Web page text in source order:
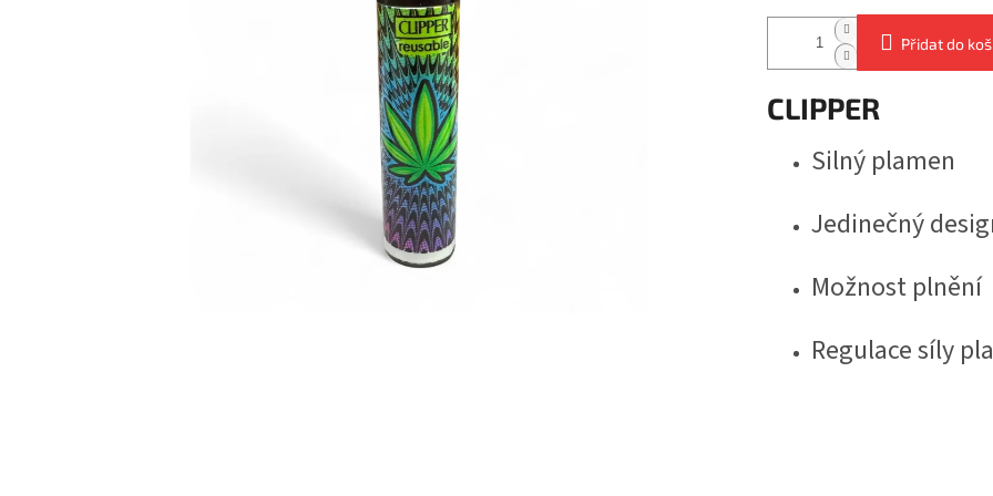
Přidat do
CLIPPER
Silný plamen
Jedinečný
Možnost plnění
Regulace síly